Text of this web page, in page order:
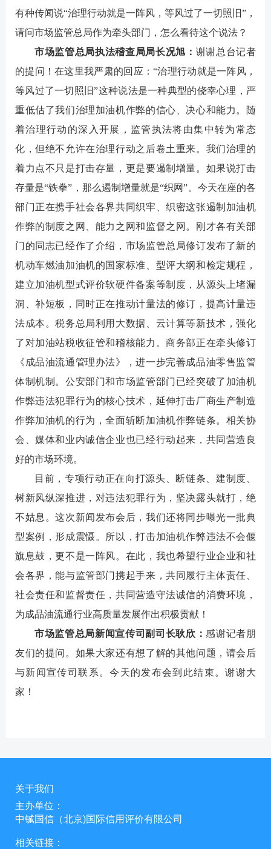
有种传闻说“治理行动就是一阵风，等风过了一切照旧”，
请问市场监管总局作为牵头部门，怎么看待这个说法？
市场监管总局执法稽查局局长况旭 ： 谢谢总台记者
的提问！在这里我严肃的回应：“治理行动就是一阵风，
等风过了一切照旧”这种说法是一种典型的侥幸心理，严
重低估了我们治理加油机作弊的信心、决心和能力。随
着治理行动的深入开展，监管执法将由集中转为常态
化，但绝不允许在治理行动之后卷土重来。我们治理的
着力点不只是打击存量，更是要遏制增量。如果说打击
存量是“铁拳”，那么遏制增量就是“织网”。今天在座的各
部门正在携手社会各界共同织牢、织密这张遏制加油机
作弊的制度之网、能力之网和监督之网。刚才各有关部
门的同志已经作了介绍，市场监管总局修订发布了新的
机动车燃油加油机的国家标准、型评大纲和检定规程，
建立加油机型式评价软硬件备案等制度，从源头上堵漏
洞、补短板，同时正在推动计量法的修订，提高计量违
法成本。税务总局利用大数据、云计算等新技术，强化
了对加油站税收征管和稽核能力。商务部正在牵头修订
《成品油流通管理办法》，进一步完善成品油零售监管
体制机制。公安部门和市场监管部门已经突破了加油机
作弊违法犯罪行为的核心技术，延伸打击厂商生产制造
作弊加油机的行为，全面斩断加油机作弊链条。相关协
会、媒体和业内诚信企业也已经行动起来，共同营造良
好的市场环境。
目前，专项行动正在向打源头、断链条、建制度、
树新风纵深推进，对违法犯罪行为，坚决露头就打，绝
不姑息。这次新闻发布会后，我们还将同步曝光一批典
型案例，形成震慑。所以，打击加油机作弊违法不会偃
旗息鼓，更不是一阵风。在此，我也希望行业企业和社
会各界，能与监管部门携起手来，共同履行主体责任、
社会责任和监督责任，共同营造守法诚信的消费环境，
为成品油流通行业高质量发展作出积极贡献！
市场监管总局新闻宣传司副司长耿欣：感谢记者朋
友们的提问。如果大家还有想了解的其他问题，请会后
与新闻宣传司联系。今天的发布会到此结束。谢谢大
家！
关于我们
主办单位：
中铖国信（北京)国际信用评价有限公司
相关链接：